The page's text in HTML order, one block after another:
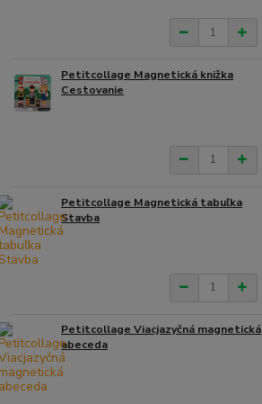
Petitcollage Magnetická knižka
Cestovanie
Petitcollage Magnetická tabuľka
Stavba
Petitcollage Viacjazyčná magnetická
abeceda